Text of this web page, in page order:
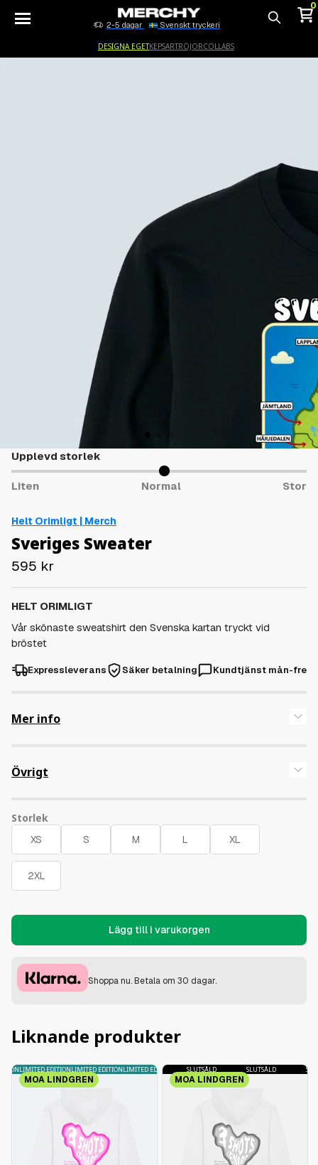
2-5 dagar Svenskt tryckeri
0
DESIGNA EGETKEPSARTRÖJORCOLLABS
Upplevd storlek
Liten Normal Stor
Helt Orimligt | Merch
Sveriges Sweater
595 kr
HELT ORIMLIGT
Vår skönaste sweatshirt den Svenska kartan tryckt vid
bröstet
Expressleverans Säker betalning Kundtjänst mån-fre
Mer info
Övrigt
Storlek
Lägg till i varukorgen
Shoppa nu. Betala om 30 dagar.
Liknande produkter
LIMITED EDITIONLIMITED EDITIONLIMITED EDITION LIMITED EDITION
MOA LINDGREN
SLUTSÅLD SLUTSÅLD SLUTSÅLD SLUTSÅLD
MOA LINDGREN